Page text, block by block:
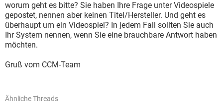
<configuration>
<system.web>
<customErrors mode="RemoteOnly"
defaultRedirect="mycustompage.htm"/>
</configuration>
worum geht es bitte? Sie haben Ihre Frage unter Videospiele
gepostet, nennen aber keinen Titel/Hersteller. Und geht es
überhaupt um ein Videospiel? In jedem Fall sollten Sie auch
Ihr System nennen, wenn Sie eine brauchbare Antwort haben
möchten.
Gruß vom CCM-Team
Ähnliche Threads